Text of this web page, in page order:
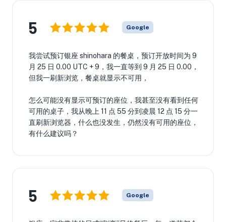
5 Google
我尝试预订银座 shinohara 的餐桌，预订开放时间为 9
月 25 日 0.00 UTC + 9，我一直等到 9 月 25 日 0.00，
但我一刷新浏览，餐桌就显示不可用，
怎么可能没有显示可预订的座位，我甚至没有看到任何
可用的桌子，我从晚上 11 点 55 分到凌晨 12 点 15 分一
直刷新浏览器，什么也没发生，仍然没有可用的座位，
有什么建议吗？
5 Google